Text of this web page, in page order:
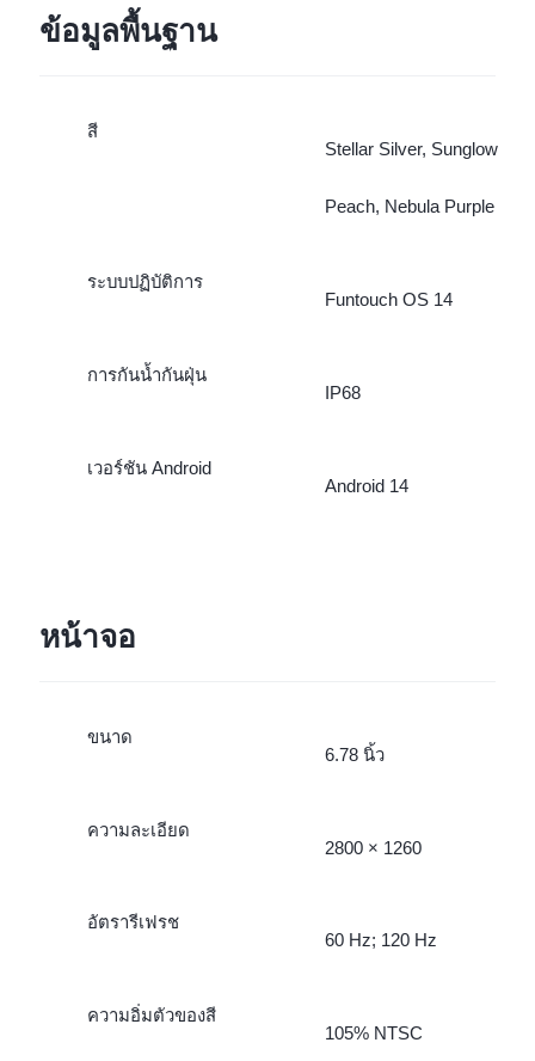
ข้อมูลพื้นฐาน
สี
Stellar Silver, Sunglow
Peach, Nebula Purple
ระบบปฏิบัติการ
Funtouch OS 14
การกันน้ำกันฝุ่น
IP68
เวอร์ชัน Android
Android 14
หน้าจอ
ขนาด
6.78 นิ้ว
ความละเอียด
2800 × 1260
อัตรารีเฟรช
60 Hz; 120 Hz
ความอิ่มตัวของสี
105% NTSC